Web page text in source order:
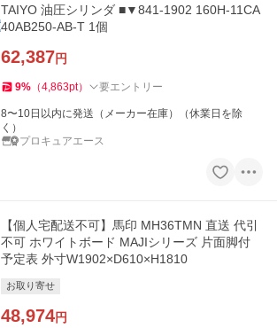
TAIYO 油圧シリンダ ■▼841-1902 160H-11CA
40AB250-AB-T 1個
62,387円
9% （4,863pt） 要エントリー
8〜10日以内に発送（メーカー在庫）（休業日を除
く）
プロキュアエース
【個人宅配送不可】馬印 MH36TMN 直送 代引
不可 ホワイトボード MAJIシリーズ 片面脚付
予定表 外寸W1902×D610×H1810
お取り寄せ
48,974円